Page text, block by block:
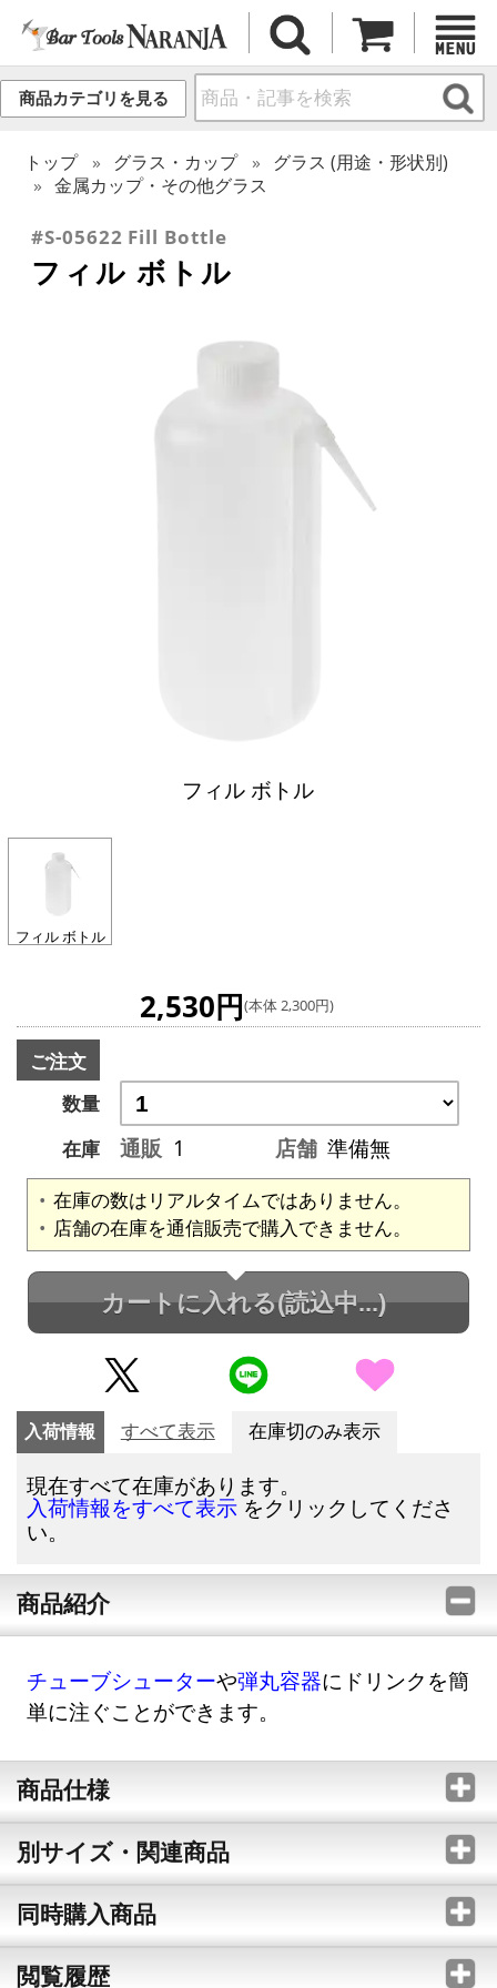
商品カテゴリを見る
トップ グラス・カップ
グラス (用途・形状別)
金属カップ・その他グラス
#S-05622 Fill Bottle
フィル ボトル
フィル ボトル
フィル ボトル
2,530円(本体 2,300円)
ご注文
数量
在庫
通販 1 店舗 準備無
在庫の数はリアルタイムではありません。
店舗の在庫を通信販売で購入できません。
カートに入れる(読込中...)
入荷情報 すべて表示 在庫切のみ表示
現在すべて在庫があります。
入荷情報をすべて表示 をクリックしてくださ
い。
商品紹介
チューブシューターや弾丸容器にドリンクを簡
単に注ぐことができます。
商品仕様
別サイズ・関連商品
同時購入商品
閲覧履歴